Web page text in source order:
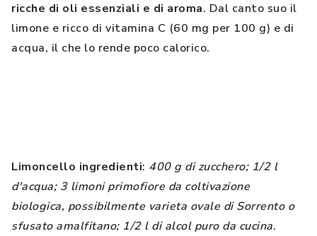
ricche di oli essenziali e di aroma. Dal canto suo il
limone e ricco di vitamina C (60 mg per 100 g) e di
acqua, il che lo rende poco calorico.
Limoncello ingredienti: 400 g di zucchero; 1/2 l
d'acqua; 3 limoni primofiore da coltivazione
biologica, possibilmente varieta ovale di Sorrento o
sfusato amalfitano; 1/2 l di alcol puro da cucina.